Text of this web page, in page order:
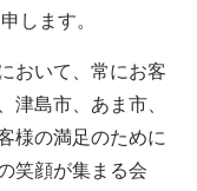
します。
おいて、常にお客
津島市、あま市、
様の満足のために
笑顔が集まる会